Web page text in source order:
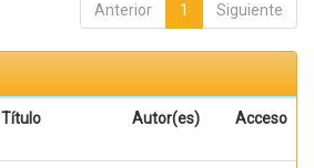
Anterior 1 Siguiente
Título Autor(es) Acceso